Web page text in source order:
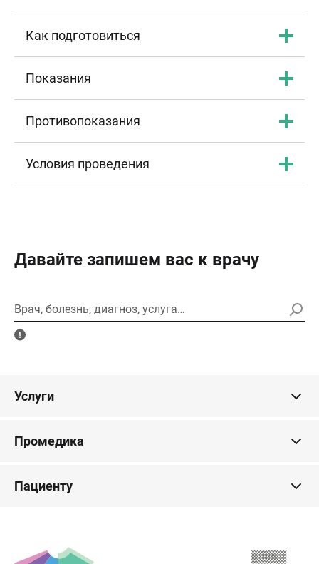
Как подготовиться
Показания
Противопоказания
Условия проведения
Давайте запишем вас к врачу
Врач, болезнь, диагноз, услуга…
Услуги
Промедика
Пациенту